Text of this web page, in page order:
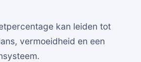
kan leiden tot
vermoeidheid en een